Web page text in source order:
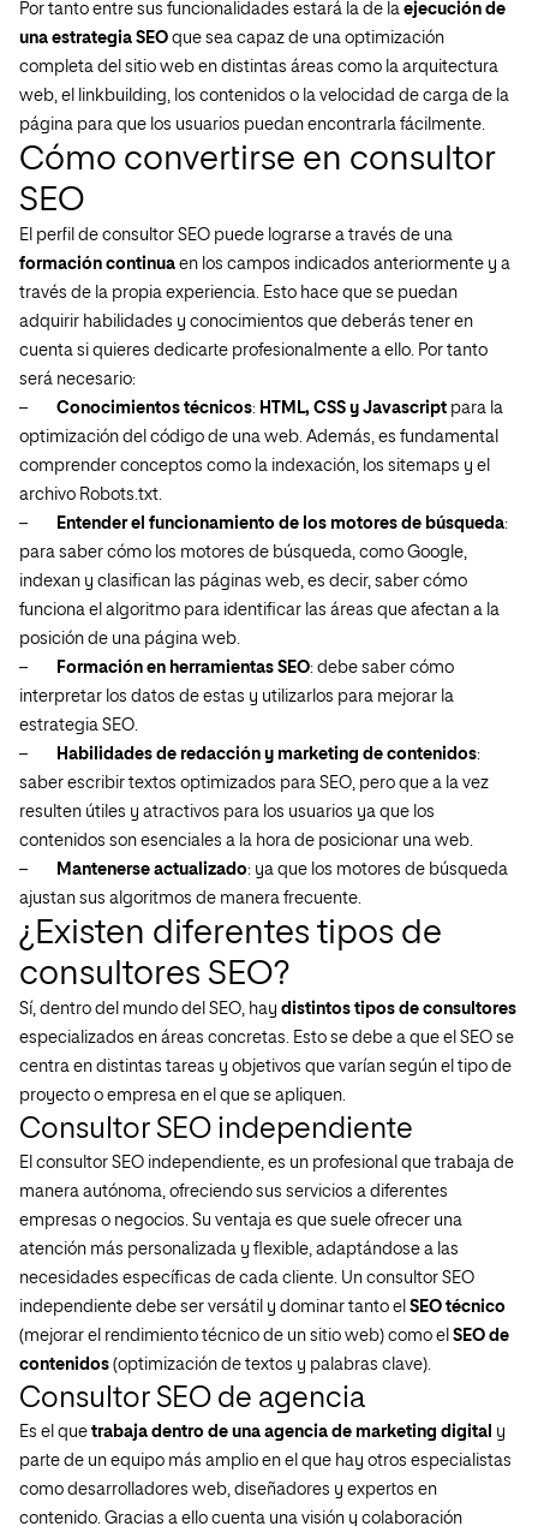
Por tanto entre sus funcionalidades estará la de la ejecución de
una estrategia SEO que sea capaz de una optimización
completa del sitio web en distintas áreas como la arquitectura
web, el linkbuilding, los contenidos o la velocidad de carga de la
página para que los usuarios puedan encontrarla fácilmente.
Cómo convertirse en consultor
SEO
El perfil de consultor SEO puede lograrse a través de una
formación continua en los campos indicados anteriormente y a
través de la propia experiencia. Esto hace que se puedan
adquirir habilidades y conocimientos que deberás tener en
cuenta si quieres dedicarte profesionalmente a ello. Por tanto
será necesario:
–
Conocimientos técnicos: HTML, CSS y Javascript para la
optimización del código de una web. Además, es fundamental
comprender conceptos como la indexación, los sitemaps y el
archivo Robots.txt.
–
Entender el funcionamiento de los motores de búsqueda:
para saber cómo los motores de búsqueda, como Google,
indexan y clasifican las páginas web, es decir, saber cómo
funciona el algoritmo para identificar las áreas que afectan a la
posición de una página web.
–
Formación en herramientas SEO: debe saber cómo
interpretar los datos de estas y utilizarlos para mejorar la
estrategia SEO.
–
Habilidades de redacción y marketing de contenidos:
saber escribir textos optimizados para SEO, pero que a la vez
resulten útiles y atractivos para los usuarios ya que los
contenidos son esenciales a la hora de posicionar una web.
–
Mantenerse actualizado: ya que los motores de búsqueda
ajustan sus algoritmos de manera frecuente.
¿Existen diferentes tipos de
consultores SEO?
Sí, dentro del mundo del SEO, hay distintos tipos de consultores
especializados en áreas concretas. Esto se debe a que el SEO se
centra en distintas tareas y objetivos que varían según el tipo de
proyecto o empresa en el que se apliquen.
Consultor SEO independiente
El consultor SEO independiente, es un profesional que trabaja de
manera autónoma, ofreciendo sus servicios a diferentes
empresas o negocios. Su ventaja es que suele ofrecer una
atención más personalizada y flexible, adaptándose a las
necesidades específicas de cada cliente. Un consultor SEO
independiente debe ser versátil y dominar tanto el SEO técnico
(mejorar el rendimiento técnico de un sitio web) como el SEO de
contenidos (optimización de textos y palabras clave).
Consultor SEO de agencia
Es el que trabaja dentro de una agencia de marketing digital y
parte de un equipo más amplio en el que hay otros especialistas
como desarrolladores web, diseñadores y expertos en
contenido. Gracias a ello cuenta una visión y colaboración